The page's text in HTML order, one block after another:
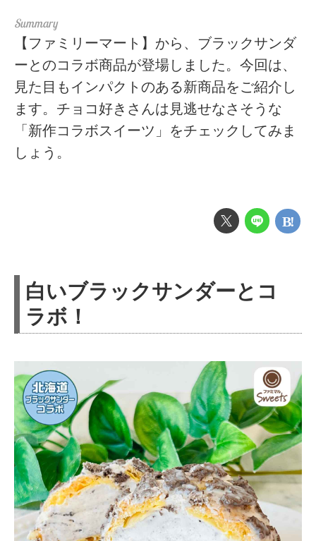
【ファミリーマート】から、ブラックサンダ
ーとのコラボ商品が登場しました。今回は、
見た目もインパクトのある新商品をご紹介し
ます。チョコ好きさんは見逃せなさそうな
「新作コラボスイーツ」をチェックしてみま
しょう。
白いブラックサンダーとコ
ラボ！